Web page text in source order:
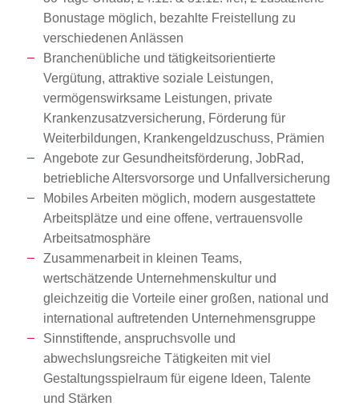
Bonustage möglich, bezahlte Freistellung zu
verschiedenen Anlässen
Branchenübliche und tätigkeitsorientierte
Vergütung, attraktive soziale Leistungen,
vermögenswirksame Leistungen, private
Krankenzusatzversicherung, Förderung für
Weiterbildungen, Krankengeldzuschuss, Prämien
Angebote zur Gesundheitsförderung, JobRad,
betriebliche Altersvorsorge und Unfallversicherung
Mobiles Arbeiten möglich, modern ausgestattete
Arbeitsplätze und eine offene, vertrauensvolle
Arbeitsatmosphäre
Zusammenarbeit in kleinen Teams,
wertschätzende Unternehmenskultur und
gleichzeitig die Vorteile einer großen, national und
international auftretenden Unternehmensgruppe
Sinnstiftende, anspruchsvolle und
abwechslungsreiche Tätigkeiten mit viel
Gestaltungsspielraum für eigene Ideen, Talente
und Stärken